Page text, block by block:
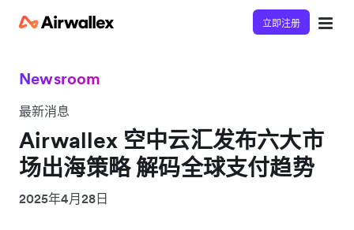
立即注册
Newsroom
最新消息
Airwallex 空中云汇发布六大市
场出海策略 解码全球支付趋势
2025年4月28日